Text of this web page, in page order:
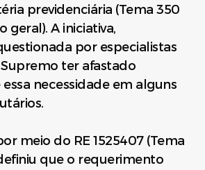
previdenciária (Tema 350
geral). A iniciativa,
por especialistas
ter afastado
necessidade em alguns
meio do RE 1525407 (Tema
que o requerimento